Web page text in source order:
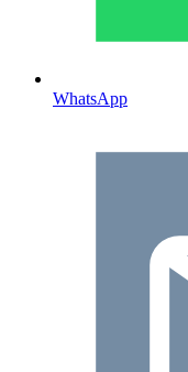
WhatsApp